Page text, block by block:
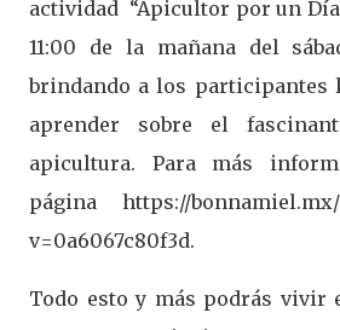
actividad “Apicultor por un
11:00 de la mañana del
brindando a los participantes
aprender sobre el
apicultura. Para más
página https://
v=0a6067c80f3d.
Todo esto y más podrás